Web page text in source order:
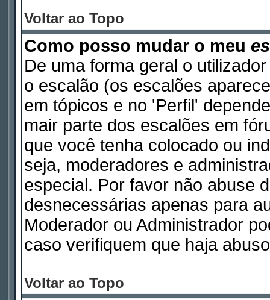
Voltar ao Topo
Como posso mudar o meu
De uma forma geral o
o escalão (os escalões
em tópicos e no 'Perfil'
mair parte dos escalões em
que você tenha colocado ou
seja, moderadores e
especial. Por favor não abuse
desnecessárias apenas para
Moderador ou Administrador
caso verifiquem que haja
Voltar ao Topo